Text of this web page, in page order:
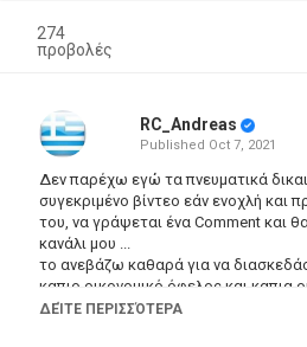
274
προβολές
RC_Andreas
Published Oct 7, 2021
Δεν παρέχω εγώ τα πνευματικά
συγεκριμένο βίντεο εάν ενοχλή και
του, να γράψεται ένα Comment και
κανάλι μου ...
το ανεβάζω καθαρά για να
καπιο οικονομικό όφελος και καπια
ΔΕΊΤΕ ΠΕΡΙΣΣΌΤΕΡΑ